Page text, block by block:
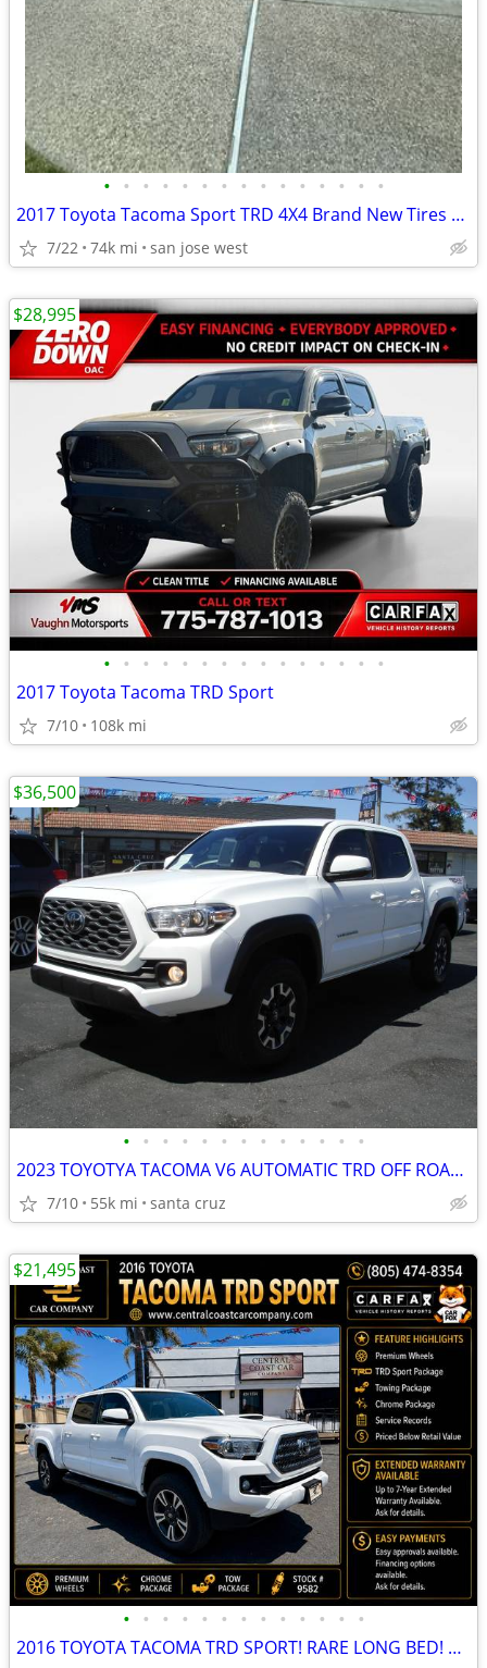
• • • • • • • • • • • • • • •
2017 Toyota Tacoma Sport TRD 4X4 Brand New Tires and Rims
7/22 74k mi san jose west
• • • • • • • • • • • • • • •
2017 Toyota Tacoma TRD Sport
7/10 108k mi
$28,995
• • • • • • • • • • • • •
2023 TOYOTYA TACOMA V6 AUTOMATIC TRD OFF ROAD 4WD
7/10 55k mi santa cruz
$36,500
• • • • • • • • • • • • •
2016 TOYOTA TACOMA TRD SPORT! RARE LONG BED! ELDERLY OWNED SUPER CLEAN
$21,495